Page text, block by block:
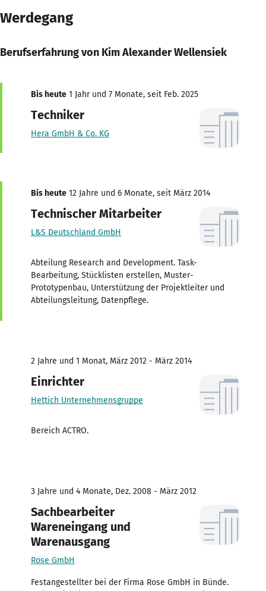
Werdegang
Berufserfahrung von Kim Alexander Wellensiek
Bis heute 1 Jahr und 7 Monate, seit Feb. 2025
Techniker
Hera GmbH & Co. KG
Bis heute 12 Jahre und 6 Monate, seit März 2014
Technischer Mitarbeiter
L&S Deutschland GmbH
Abteilung Research and Development. Task-
Bearbeitung, Stücklisten erstellen, Muster-
Prototypenbau, Unterstützung der Projektleiter und
Abteilungsleitung, Datenpflege.
2 Jahre und 1 Monat, März 2012 - März 2014
Einrichter
Hettich Unternehmensgruppe
Bereich ACTRO.
3 Jahre und 4 Monate, Dez. 2008 - März 2012
Sachbearbeiter
Wareneingang und
Warenausgang
Rose GmbH
Festangestellter bei der Firma Rose GmbH in Bünde.